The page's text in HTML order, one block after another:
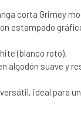
corta Grimey
estampado
(blanco roto).
algodón suave y
ideal para